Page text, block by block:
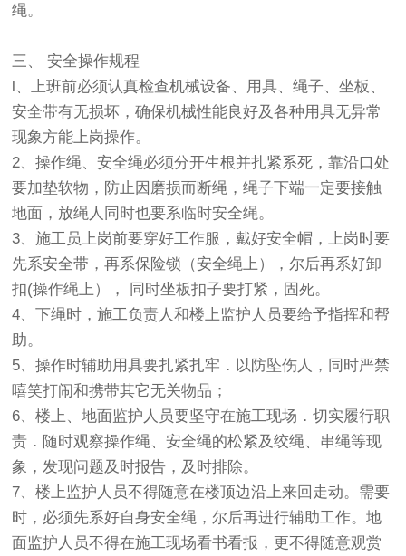
绳。
三、 安全操作规程
l、上班前必须认真检查机械设备、用具、绳子、坐板、
安全带有无损坏，确保机械性能良好及各种用具无异常
现象方能上岗操作。
2、操作绳、安全绳必须分开生根并扎紧系死，靠沿口处
要加垫软物，防止因磨损而断绳，绳子下端一定要接触
地面，放绳人同时也要系临时安全绳。
3、施工员上岗前要穿好工作服，戴好安全帽，上岗时要
先系安全带，再系保险锁（安全绳上），尔后再系好卸
扣(操作绳上）， 同时坐板扣子要打紧，固死。
4、下绳时，施工负责人和楼上监护人员要给予指挥和帮
助。
5、操作时辅助用具要扎紧扎牢．以防坠伤人，同时严禁
嘻笑打闹和携带其它无关物品；
6、楼上、地面监护人员要坚守在施工现场．切实履行职
责．随时观察操作绳、安全绳的松紧及绞绳、串绳等现
象，发现问题及时报告，及时排除。
7、楼上监护人员不得随意在楼顶边沿上来回走动。需要
时，必须先系好自身安全绳，尔后再进行辅助工作。地
面监护人员不得在施工现场看书看报，更不得随意观赏